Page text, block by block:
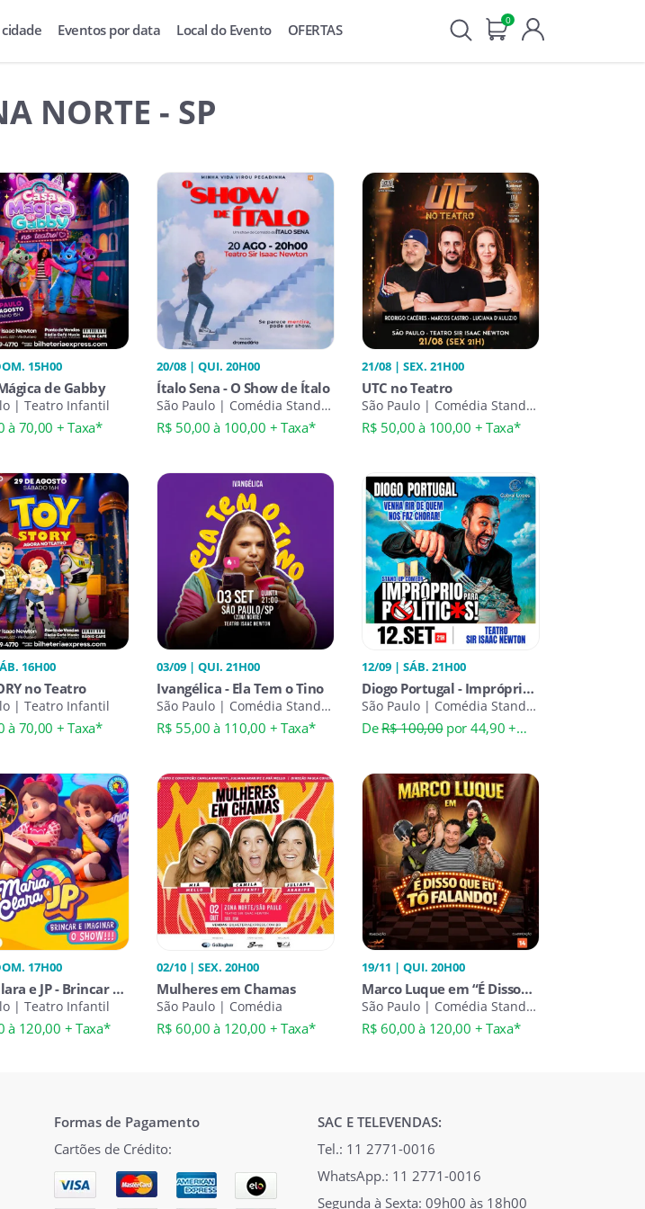
Eventos por data Local do Evento OFERTAS
0
NORTE - SP
15H00
de Gabby
| Teatro Infantil
à 70,00 + Taxa*
20/08 | QUI. 20H00
Ítalo Sena - O Show de Ítalo
São Paulo | Comédia Stand-
Up
R$ 50,00 à 100,00 + Taxa*
21/08 | SEX. 21H00
UTC no Teatro
São Paulo | Comédia Stand-
Up
R$ 50,00 à 100,00 + Taxa*
16H00
no Teatro
| Teatro Infantil
à 70,00 + Taxa*
03/09 | QUI. 21H00
Ivangélica - Ela Tem o Tino
São Paulo | Comédia Stand-
Up
R$ 55,00 à 110,00 + Taxa*
12/09 | SÁB. 21H00
Diogo Portugal - Impróprio
para Políticos - Stand Up
Comedy no Teatro Sir Isaac
São Paulo | Comédia Stand-
Up
DeR$ 100,00por 44,90 +
17H00
e JP - Brincar e
na Zona Norte
| Teatro Infantil
à 120,00 + Taxa*
02/10 | SEX. 20H00
Mulheres em Chamas
São Paulo | Comédia
R$ 60,00 à 120,00 + Taxa*
19/11 | QUI. 20H00
Marco Luque em “É Disso
Que Eu Tô Falando”
São Paulo | Comédia Stand-
Up
R$ 60,00 à 120,00 + Taxa*
Formas de Pagamento
Cartões de Crédito:
SAC E TELEVENDAS:
Tel.: 11 2771-0016
WhatsApp.: 11 2771-0016
Segunda à Sexta: 09h00 às 18h00